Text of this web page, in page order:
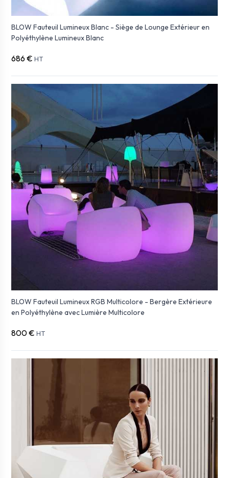
BLOW Fauteuil Lumineux Blanc - Siège de Lounge Extérieur en
Polyéthylène Lumineux Blanc
686 € HT
BLOW Fauteuil Lumineux RGB Multicolore - Bergère Extérieure
en Polyéthylène avec Lumière Multicolore
800 € HT